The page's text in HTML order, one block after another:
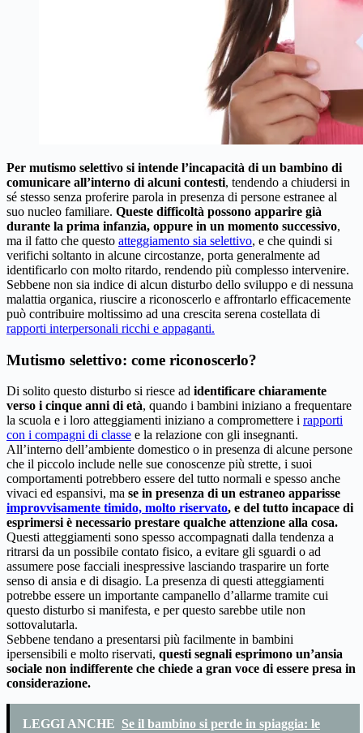
Per mutismo selettivo si intende l’incapacità di un bambino di
comunicare all’interno di alcuni contesti, tendendo a chiudersi in
sé stesso senza proferire parola in presenza di persone estranee al
suo nucleo familiare. Queste difficoltà possono apparire già
durante la prima infanzia, oppure in un momento successivo,
ma il fatto che questo atteggiamento sia selettivo, e che quindi si
verifichi soltanto in alcune circostanze, porta generalmente ad
identificarlo con molto ritardo, rendendo più complesso intervenire.
Sebbene non sia indice di alcun disturbo dello sviluppo e di nessuna
malattia organica, riuscire a riconoscerlo e affrontarlo efficacemente
può contribuire moltissimo ad una crescita serena costellata di
rapporti interpersonali ricchi e appaganti.
Mutismo selettivo: come riconoscerlo?
Di solito questo disturbo si riesce ad identificare chiaramente
verso i cinque anni di età, quando i bambini iniziano a frequentare
la scuola e i loro atteggiamenti iniziano a compromettere i rapporti
con i compagni di classe e la relazione con gli insegnanti.
All’interno dell’ambiente domestico o in presenza di alcune persone
che il piccolo include nelle sue conoscenze più strette, i suoi
comportamenti potrebbero essere del tutto normali e spesso anche
vivaci ed espansivi, ma se in presenza di un estraneo apparisse
improvvisamente timido, molto riservato, e del tutto incapace di
esprimersi è necessario prestare qualche attenzione alla cosa.
Questi atteggiamenti sono spesso accompagnati dalla tendenza a
ritrarsi da un possibile contato fisico, a evitare gli sguardi o ad
assumere pose facciali inespressive lasciando trasparire un forte
senso di ansia e di disagio. La presenza di questi atteggiamenti
potrebbe essere un importante campanello d’allarme tramite cui
questo disturbo si manifesta, e per questo sarebbe utile non
sottovalutarla.
Sebbene tendano a presentarsi più facilmente in bambini
ipersensibili e molto riservati, questi segnali esprimono un’ansia
sociale non indifferente che chiede a gran voce di essere presa in
considerazione.
LEGGI ANCHE Se il bambino si perde in spiaggia: le